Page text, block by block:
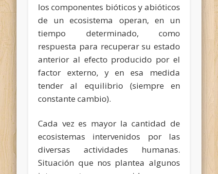
los componentes bióticos y abióticos
de un ecosistema operan, en un
tiempo determinado, como
respuesta para recuperar su estado
anterior al efecto producido por el
factor externo, y en esa medida
tender al equilibrio (siempre en
constante cambio).
Cada vez es mayor la cantidad de
ecosistemas intervenidos por las
diversas actividades humanas.
Situación que nos plantea algunos